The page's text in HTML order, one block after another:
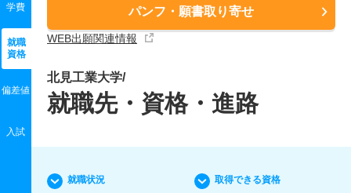
パンフ・願書取り寄せ
WEB出願関連情報
学費
就職
資格
偏差値
入試
北見工業大学/
就職先・資格・進路
就職状況 取得できる資格